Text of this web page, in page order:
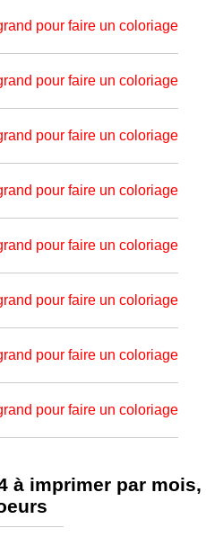
pour faire un coloriage
pour faire un coloriage
pour faire un coloriage
pour faire un coloriage
pour faire un coloriage
pour faire un coloriage
pour faire un coloriage
pour faire un coloriage
à imprimer par mois,